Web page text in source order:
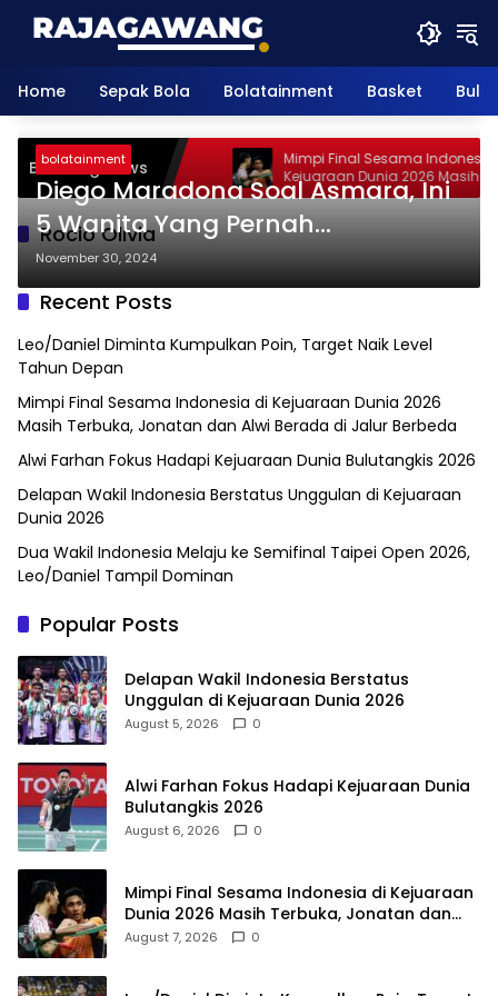
Home
Sepak Bola Bolatainment Basket Bulu
Breaking News
Kumpulkan Poin,
Tahun Depan
Mimpi Final Sesama Indonesia di
Kejuaraan Dunia 2026 Masih
Jonatan dan Alwi Berada di
Berbeda
Rocio Olivia
bolatainment
Diego Maradona Soal Asmara, Ini
5 Wanita Yang Pernah
Bersamanya
November 30, 2024
Recent Posts
Leo/Daniel Diminta Kumpulkan Poin, Target Naik Level
Tahun Depan
Mimpi Final Sesama Indonesia di Kejuaraan Dunia 2026
Masih Terbuka, Jonatan dan Alwi Berada di Jalur Berbeda
Alwi Farhan Fokus Hadapi Kejuaraan Dunia Bulutangkis 2026
Delapan Wakil Indonesia Berstatus Unggulan di Kejuaraan
Dunia 2026
Dua Wakil Indonesia Melaju ke Semifinal Taipei Open 2026,
Leo/Daniel Tampil Dominan
Popular Posts
Delapan Wakil Indonesia Berstatus
Unggulan di Kejuaraan Dunia 2026
August 5, 2026 0
Alwi Farhan Fokus Hadapi Kejuaraan Dunia
Bulutangkis 2026
August 6, 2026 0
Mimpi Final Sesama Indonesia di Kejuaraan
Dunia 2026 Masih Terbuka, Jonatan dan
Alwi Berada di Jalur Berbeda
August 7, 2026 0